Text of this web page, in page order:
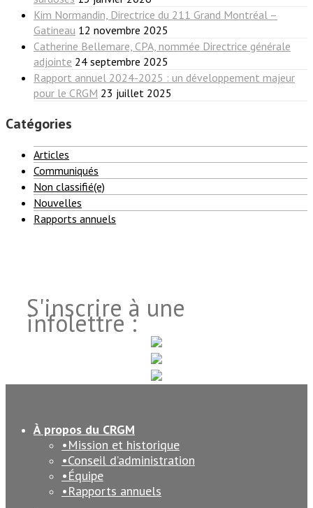
Kim Normandin, Directrice du 211 Grand Montréal –
Gatineau 12 novembre 2025
Catherine Bellemare, CPA, nommée Directrice générale
adjointe 24 septembre 2025
Rapport annuel 2024-2025 : un développement majeur
pour le CRGM 23 juillet 2025
Catégories
Articles
Communiqués
Non classifié(e)
Nouvelles
Rapports annuels
S'inscrire à une
infolettre :
À propos du CRGM
Mission et historique
Conseil d’administration
Équipe
Rapports annuels